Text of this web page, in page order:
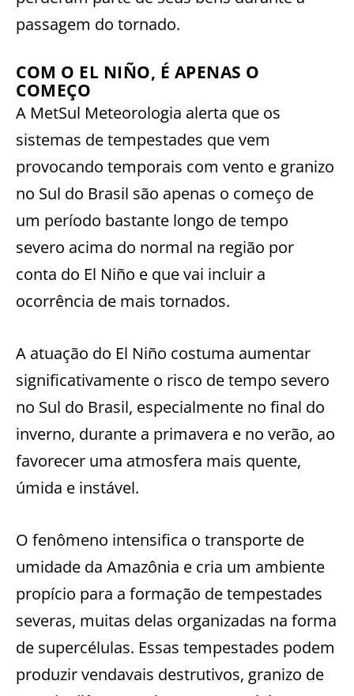
passagem do tornado.
COM O EL NIÑO, É APENAS O
COMEÇO
A MetSul Meteorologia alerta que os
sistemas de tempestades que vem
provocando temporais com vento e granizo
no Sul do Brasil são apenas o começo de
um período bastante longo de tempo
severo acima do normal na região por
conta do El Niño e que vai incluir a
ocorrência de mais tornados.
A atuação do El Niño costuma aumentar
significativamente o risco de tempo severo
no Sul do Brasil, especialmente no final do
inverno, durante a primavera e no verão, ao
favorecer uma atmosfera mais quente,
úmida e instável.
O fenômeno intensifica o transporte de
umidade da Amazônia e cria um ambiente
propício para a formação de tempestades
severas, muitas delas organizadas na forma
de supercélulas. Essas tempestades podem
produzir vendavais destrutivos, granizo de